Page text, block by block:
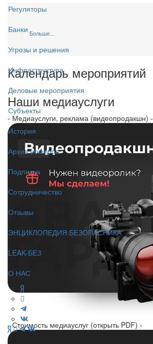
Регуляторы
Банки
Угрозы и решения
Инфраструктура
Деловые мероприятия
Субъекты
История
Архив номеров
Подписка
Сотрудничество
Отзывы
ЭНЦИКЛОПЕДИЯ БЕЗОПАСНИКА
LEAK-БЕЗ
О НАС
Больше...
Календарь мероприятий
Наши медиауслуги
- Медиауслуги, реклама (видеопродакшн) -
- Стоимость медиауслуг (открыть PDF) -